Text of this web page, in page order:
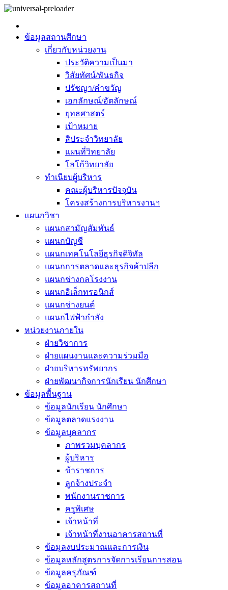
ข้อมูลสถานศึกษา
เกี่ยวกับหน่วยงาน
ประวัติความเป็นมา
วิสัยทัศน์/พันธกิจ
ปรัชญา/คำขวัญ
เอกลักษณ์/อัตลักษณ์
ยุทธศาสตร์
เป้าหมาย
สิประจำวิทยาลัย
แผนที่วิทยาลัย
โลโก้วิทยาลัย
ทำเนียบผู้บริหาร
คณะผู้บริหารปัจจุบัน
โครงสร้างการบริหารงานฯ
แผนกวิชา
แผนกสามัญสัมพันธ์
แผนกบัญชี
แผนกเทคโนโลยีธุรกิจดิจิทัล
แผนกการตลาดและธุรกิจค้าปลีก
แผนกช่างกลโรงงาน
แผนกอิเล็กทรอนิกส์
แผนกช่างยนต์
แผนกไฟฟ้ากำลัง
หน่วยงานภายใน
ฝ่ายวิชาการ
ฝ่ายแผนงานและความร่วมมือ
ฝ่ายบริหารทรัพยากร
ฝ่ายพัฒนากิจการนักเรียน นักศึกษา
ข้อมูลพื้นฐาน
ข้อมูลนักเรียน นักศึกษา
ข้อมูลตลาดแรงงาน
ข้อมูลบุคลากร
ภาพรวมบุคลากร
ผู้บริหาร
ข้าราชการ
ลูกจ้างประจำ
พนักงานราชการ
ครูพิเศษ
เจ้าหน้าที่
เจ้าหน้าที่งานอาคารสถานที่
ข้อมูลงบประมาณและการเงิน
ข้อมูลหลักสูตรการจัดการเรียนการสอน
ข้อมูลครุภัณฑ์
ข้อมูลอาคารสถานที่